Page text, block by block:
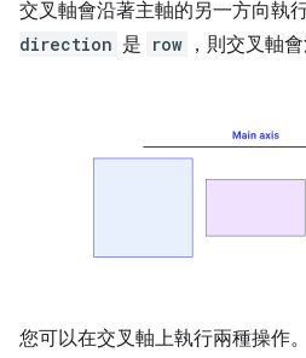
交叉軸會沿著主軸的另一方向執
direction 是 row ，則交叉軸
您可以在交叉軸上執行兩種操作